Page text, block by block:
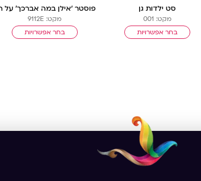
סט ילדות גן
מקט: 001
בחר אפשרויות
מקט: 9112E
בחר אפשרויות